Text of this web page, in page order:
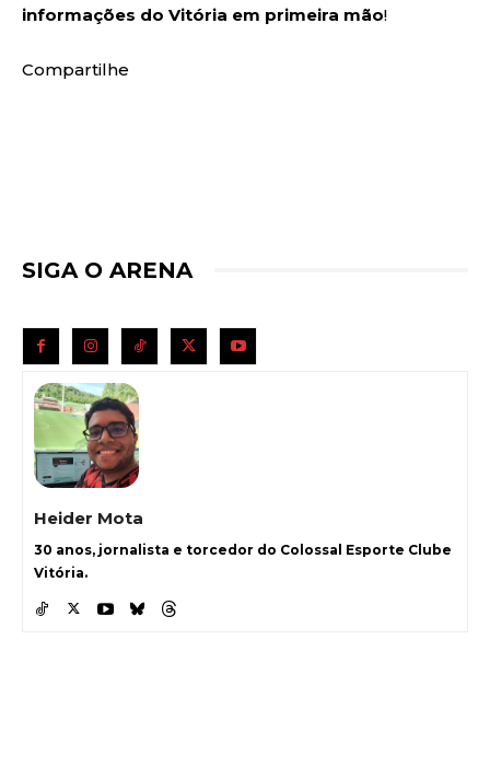
informações do Vitória em primeira mão!
Compartilhe
SIGA O ARENA
Heider Mota
30 anos, jornalista e torcedor do Colossal Esporte Clube
Vitória.